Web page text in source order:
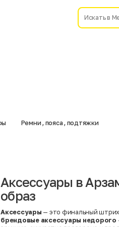
Ремни , пояса , подтяжки
Аксессуары в
образ
Аксессуары — это финальный
брендовые аксессуары недорого